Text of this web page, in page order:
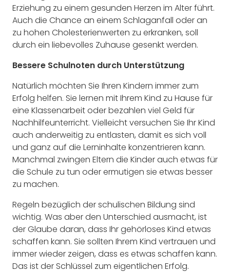
Erziehung zu einem gesunden Herzen im Alter führt.
Auch die Chance an einem Schlaganfall oder an
zu hohen Cholesterienwerten zu erkranken, soll
durch ein liebevolles Zuhause gesenkt werden.
Bessere Schulnoten durch Unterstützung
Natürlich möchten Sie Ihren Kindern immer zum
Erfolg helfen. Sie lernen mit Ihrem Kind zu Hause für
eine Klassenarbeit oder bezahlen viel Geld für
Nachhilfeunterricht. Vielleicht versuchen Sie Ihr Kind
auch anderweitig zu entlasten, damit es sich voll
und ganz auf die Lerninhalte konzentrieren kann.
Manchmal zwingen Eltern die Kinder auch etwas für
die Schule zu tun oder ermutigen sie etwas besser
zu machen.
Regeln bezüglich der schulischen Bildung sind
wichtig. Was aber den Unterschied ausmacht, ist
der Glaube daran, dass Ihr gehörloses Kind etwas
schaffen kann. Sie sollten Ihrem Kind vertrauen und
immer wieder zeigen, dass es etwas schaffen kann.
Das ist der Schlüssel zum eigentlichen Erfolg.